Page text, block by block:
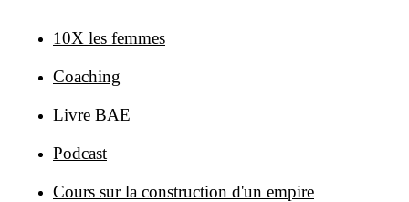
10X les femmes
Coaching
Livre BAE
Podcast
Cours sur la construction d'un empire